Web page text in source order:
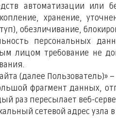
автоматизации или
хранение,
обезличивание,
персональных
лицом требование не
(далее
фрагмент данных,
раз пересылает веб-
сетевой адрес